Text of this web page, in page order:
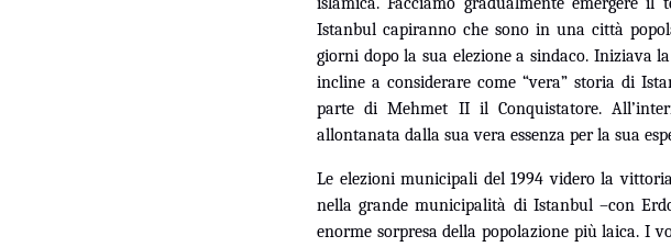
Istanbul capiranno che sono in una città
giorni dopo la sua elezione a sindaco. Iniziava
incline a considerare come “vera” storia di
parte di Mehmet II il Conquistatore.
allontanata dalla sua vera essenza per la sua
Le elezioni municipali del 1994 videro la
nella grande municipalità di Istanbul –con
enorme sorpresa della popolazione più laica. I